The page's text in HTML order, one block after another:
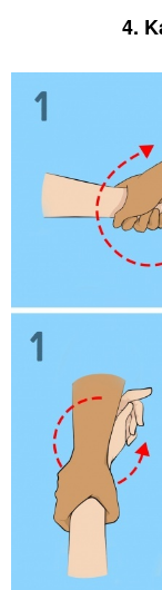
4.